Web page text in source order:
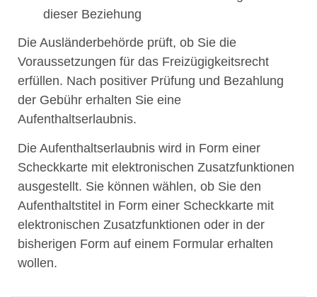
dieser Beziehung
Die Ausländerbehörde prüft, ob Sie die
Voraussetzungen für das Freizügigkeitsrecht
erfüllen. Nach positiver Prüfung und Bezahlung
der Gebühr erhalten Sie eine
Aufenthaltserlaubnis.
Die Aufenthaltserlaubnis wird in Form einer
Scheckkarte mit elektronischen Zusatzfunktionen
ausgestellt. Sie können wählen, ob Sie den
Aufenthaltstitel in Form einer Scheckkarte mit
elektronischen Zusatzfunktionen oder in der
bisherigen Form auf einem Formular erhalten
wollen.